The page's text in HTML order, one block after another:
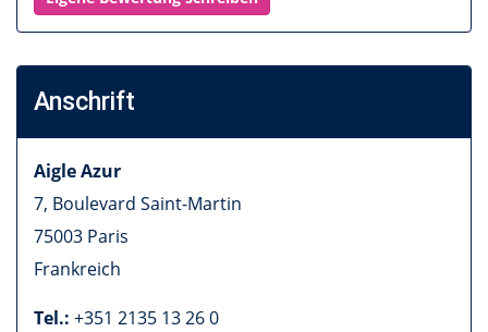
Anschrift
Aigle Azur
7, Boulevard Saint-Martin
75003 Paris
Frankreich
Tel.: +351 2135 13 26 0